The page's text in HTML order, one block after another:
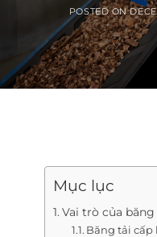
POSTED ON
Mục lục
Vai trò của
Băng tải cấp